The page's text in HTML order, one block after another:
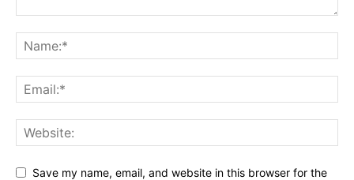
Save my name, email, and website in this browser for the